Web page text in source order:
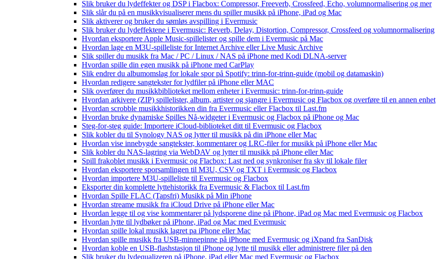
Slik bruker du lydeffekter og DSP i Flacbox: Compressor, Freeverb, Crossfeed, Echo, volumnormalisering og mer
Slik slår du på en musikkvisualiserer mens du spiller musikk på iPhone, iPad og Mac
Slik aktiverer og bruker du sømløs avspilling i Evermusic
Slik bruker du lydeffektene i Evermusic: Reverb, Delay, Distortion, Compressor, Crossfeed og volumnormalisering
Hvordan eksportere Apple Music-spillelister og spille dem i Evermusic på Mac
Hvordan lage en M3U-spilleliste for Internet Archive eller Live Music Archive
Slik spiller du musikk fra Mac / PC / Linux / NAS på iPhone med Kodi DLNA-server
Hvordan spille din egen musikk på iPhone med CarPlay
Slik endrer du albumomslag for lokale spor på Spotify: trinn-for-trinn-guide (mobil og datamaskin)
Hvordan redigere sangtekster for lydfiler på iPhone eller MAC
Slik overfører du musikkbiblioteket mellom enheter i Evermusic: trinn-for-trinn-guide
Hvordan arkivere (ZIP) spillelister, album, artister og sjangre i Evermusic og Flacbox og overføre til en annen enhet
Hvordan scrobble musikkhistorikken din fra Evermusic eller Flacbox til Last.fm
Hvordan bruke dynamiske Spilles Nå-widgeter i Evermusic og Flacbox på iPhone og Mac
Steg-for-steg guide: Importere iCloud-biblioteket ditt til Evermusic og Flacbox
Slik kobler du til Synology NAS og lytter til musikk på din iPhone eller Mac
Hvordan vise innebygde sangtekster, kommentarer og LRC-filer for musikk på iPhone eller Mac
Slik kobler du NAS-lagring via WebDAV og lytter til musikk på iPhone eller Mac
Spill frakoblet musikk i Evermusic og Flacbox: Last ned og synkroniser fra sky til lokale filer
Hvordan eksportere sporsamlingen til M3U, CSV og TXT i Evermusic og Flacbox
Hvordan importere M3U-spilleliste til Evermusic og Flacbox
Eksporter din komplette lyttehistorikk fra Evermusic & Flacbox til Last.fm
Hvordan Spille FLAC (Tapsfri) Musikk på Min iPhone
Hvordan streame musikk fra iCloud Drive på iPhone eller Mac
Hvordan legge til og vise kommentarer på lydsporene dine på iPhone, iPad og Mac med Evermusic og Flacbox
Hvordan lytte til lydbøker på iPhone, iPad og Mac med Evermusic
Hvordan spille lokal musikk lagret pa iPhone eller Mac
Hvordan spille musikk fra USB-minnepinne på iPhone med Evermusic og iXpand fra SanDisk
Hvordan koble en USB-flashstasjon til iPhone og lytte til musikk eller administrere filer på den
Slik bruker du lydequalizeren på iPhone, iPad eller Mac med Evermusic og Flacbox